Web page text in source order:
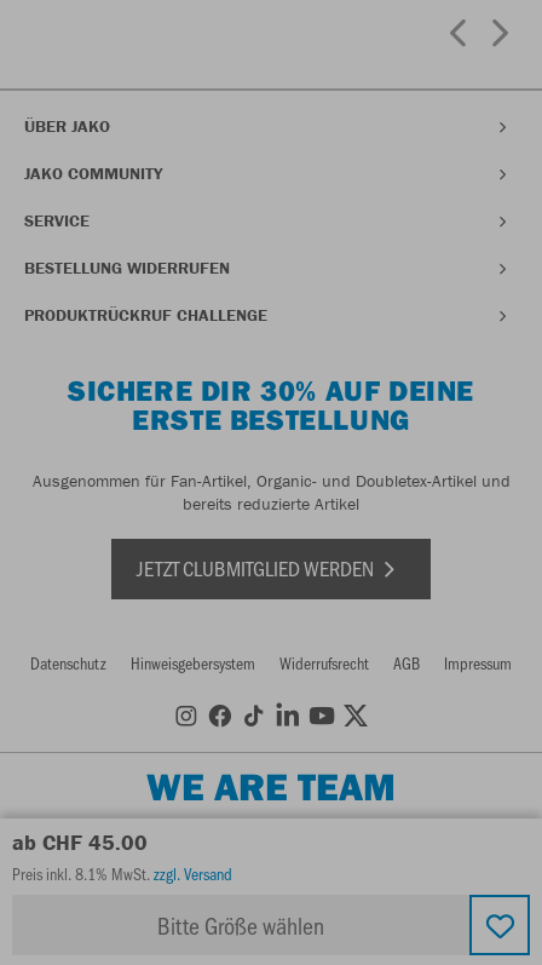
ab CHF 45.00
Preis inkl. 8.1% MwSt.zzgl. Versand
Bitte Größe wählen
ÜBER JAKO
JAKO COMMUNITY
SERVICE
BESTELLUNG WIDERRUFEN
PRODUKTRÜCKRUF CHALLENGE
SICHERE DIR 30% AUF DEINE
ERSTE BESTELLUNG
Ausgenommen für Fan-Artikel, Organic- und Doubletex-Artikel und
bereits reduzierte Artikel
JETZT CLUBMITGLIED WERDEN
Datenschutz Hinweisgebersystem Widerrufsrecht AGB Impressum
WE ARE TEAM